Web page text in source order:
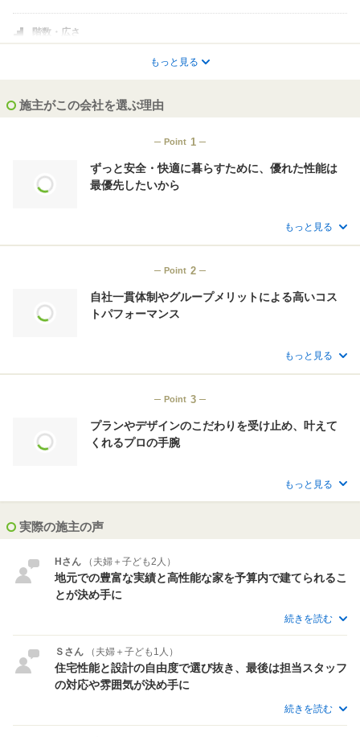
階数・広さ
素材
ライフスタイル
20代30代で建てる
二世帯で暮らす
趣味と暮らす家
もっと見る
施主がこの会社を選ぶ理由
Point 1
ずっと安全・快適に暮らすために、優れた性能は
最優先したいから
もっと見る
Point 2
自社一貫体制やグループメリットによる高いコス
トパフォーマンス
もっと見る
Point 3
プランやデザインのこだわりを受け止め、叶えて
くれるプロの手腕
もっと見る
実際の施主の声
Hさん （夫婦＋子ども2人）
地元での豊富な実績と高性能な家を予算内で建てられるこ
とが決め手に
続きを読む
Ｓさん （夫婦＋子ども1人）
住宅性能と設計の自由度で選び抜き、最後は担当スタッフ
の対応や雰囲気が決め手に
続きを読む